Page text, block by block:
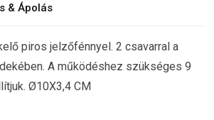
& Ápolás
piros jelzőfénnyel. 2 csavarral a
A működéshez szükséges 9
Ø10X3,4 CM